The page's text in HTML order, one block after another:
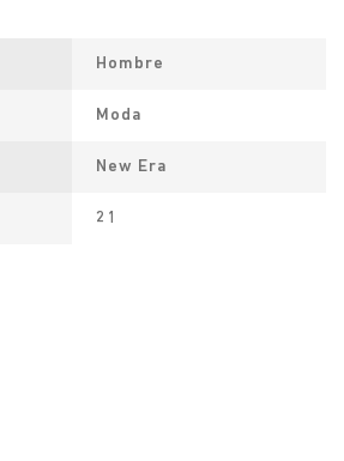
Hombre
Moda
New Era
21